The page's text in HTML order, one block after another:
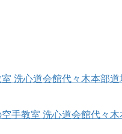
洗心道会館代々木本部
手教室 洗心道会館代々